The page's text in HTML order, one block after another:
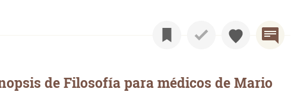
de Filosofía para médicos de Mario